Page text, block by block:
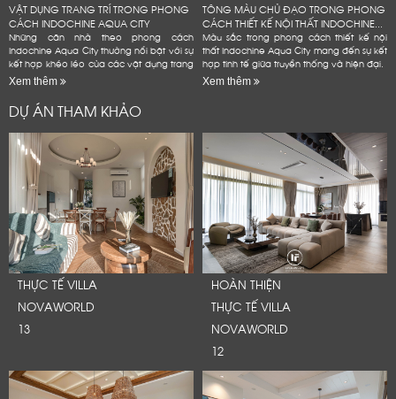
VẬT DỤNG TRANG TRÍ TRONG PHONG
CÁCH INDOCHINE AQUA CITY
Những căn nhà theo phong cách
Indochine Aqua City thường nổi bật với sự
kết hợp khéo léo của các vật dụng trang
trí mang đậm dấu ấn văn hóa Đông
Dương
Xem thêm
TÔNG MÀU CHỦ ĐẠO TRONG PHONG
CÁCH THIẾT KẾ NỘI THẤT INDOCHINE...
Màu sắc trong phong cách thiết kế nội
thất Indochine Aqua City mang đến sự kết
hợp tinh tế giữa truyền thống và hiện đại.
Xem thêm
DỰ ÁN THAM KHẢO
THỰC TẾ VILLA
NOVAWORLD
13
HOÀN THIỆN
THỰC TẾ VILLA
NOVAWORLD
12